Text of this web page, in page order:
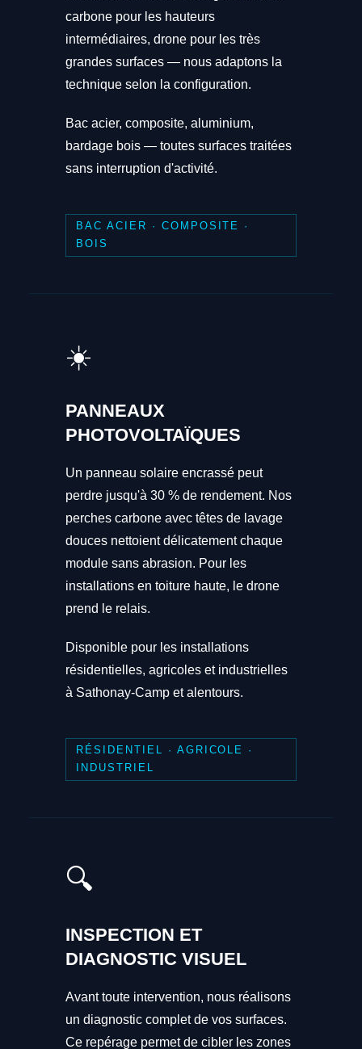
carbone pour les hauteurs
intermédiaires, drone pour les très
grandes surfaces — nous adaptons la
technique selon la configuration.
Bac acier, composite, aluminium,
bardage bois — toutes surfaces traitées
sans interruption d'activité.
BAC ACIER · COMPOSITE ·
BOIS
☀️
PANNEAUX
PHOTOVOLTAÏQUES
Un panneau solaire encrassé peut
perdre jusqu'à 30 % de rendement. Nos
perches carbone avec têtes de lavage
douces nettoient délicatement chaque
module sans abrasion. Pour les
installations en toiture haute, le drone
prend le relais.
Disponible pour les installations
résidentielles, agricoles et industrielles
à Sathonay-Camp et alentours.
RÉSIDENTIEL · AGRICOLE ·
INDUSTRIEL
🔍
INSPECTION ET
DIAGNOSTIC VISUEL
Avant toute intervention, nous réalisons
un diagnostic complet de vos surfaces.
Ce repérage permet de cibler les zones